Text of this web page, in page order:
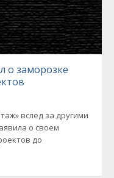
о заморозке
вслед за другими
о своем
до